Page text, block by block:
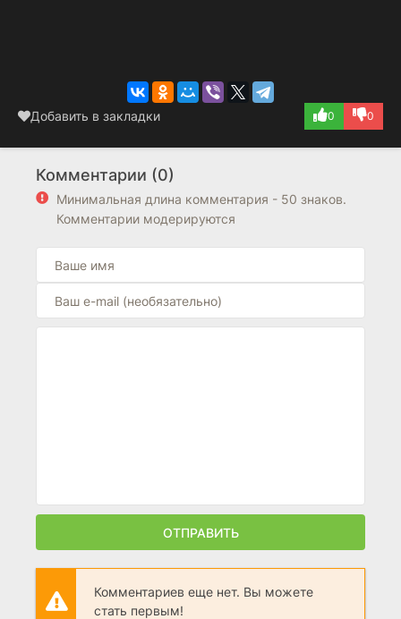
Добавить в закладки 0 0
Комментарии (0)
Минимальная длина комментария - 50 знаков.
Комментарии модерируются
ОТПРАВИТЬ
Комментариев еще нет. Вы можете
стать первым!